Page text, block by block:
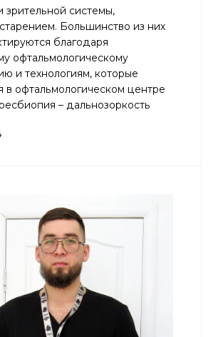
зрительной системы,
Большинство из них
благодаря
офтальмологическому
и технологиям, которые
в офтальмологическом центре
– дальнозоркость